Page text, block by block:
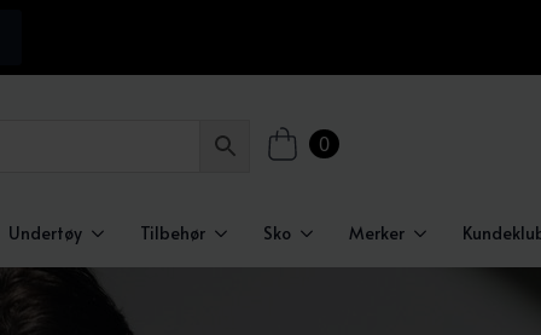
0
Undertøy Tilbehør Sko Merker